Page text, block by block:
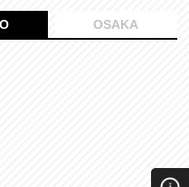
OSAKA